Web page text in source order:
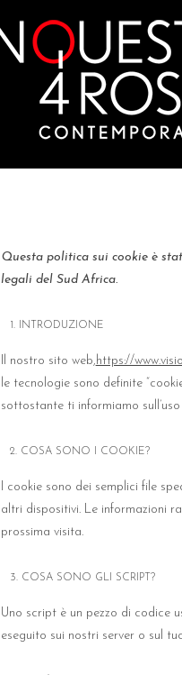
Questa politica sui cookie è
legali del Sud Africa.
1. INTRODUZIONE
Il nostro sito web,https://
le tecnologie sono definite
sottostante ti informiamo
2. COSA SONO I COOKIE?
I cookie sono dei semplici file
altri dispositivi. Le informazioni
prossima visita.
3. COSA SONO GLI SCRIPT?
Uno script è un pezzo di codice
eseguito sui nostri server o sul